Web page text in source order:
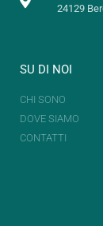
24129
SU DI NOI
CHI SONO
DOVE SIAMO
CONTATTI